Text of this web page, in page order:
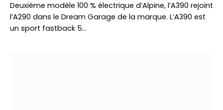
Deuxième modèle 100 % électrique d’Alpine, l’A390 rejoint
l’A290 dans le Dream Garage de la marque. L’A390 est
un sport fastback 5…